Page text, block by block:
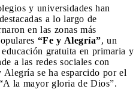
y universidades han
a lo largo de
en las zonas más
“Fe y Alegría”, un
gratuita en primaria y
a las redes sociales con
Alegría se ha esparcido por el
la mayor gloria de Dios”.